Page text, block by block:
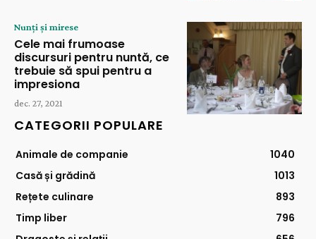
Nunți și mirese
Cele mai frumoase
discursuri pentru nuntă, ce
trebuie să spui pentru a
impresiona
dec. 27, 2021
CATEGORII POPULARE
Animale de companie
1040
Casă și grădină
1013
Rețete culinare
893
Timp liber
796